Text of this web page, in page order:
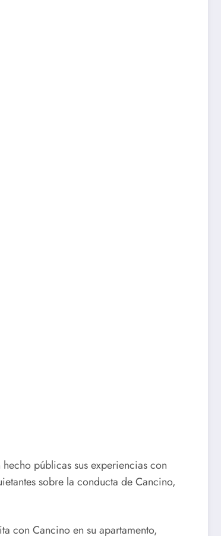
públicas sus experiencias con
sobre la conducta de Cancino,
con Cancino en su apartamento,